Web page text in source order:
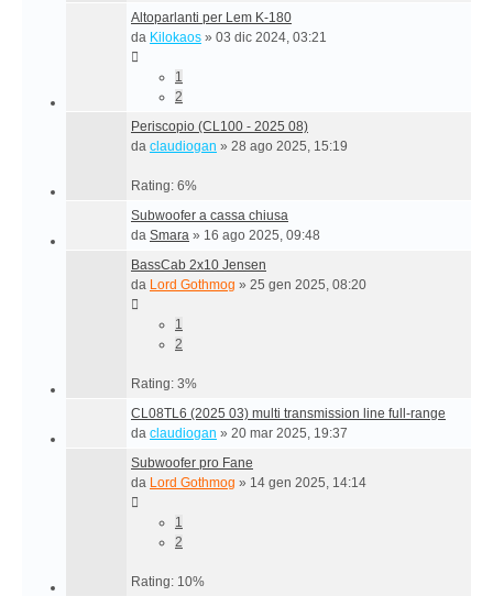
Altoparlanti per Lem K-180
da Kilokaos » 03 dic 2024, 03:21
1
2
Periscopio (CL100 - 2025 08)
da claudiogan » 28 ago 2025, 15:19
Rating: 6%
Subwoofer a cassa chiusa
da Smara » 16 ago 2025, 09:48
BassCab 2x10 Jensen
da Lord Gothmog » 25 gen 2025, 08:20
1
2
Rating: 3%
CL08TL6 (2025 03) multi transmission line full-range
da claudiogan » 20 mar 2025, 19:37
Subwoofer pro Fane
da Lord Gothmog » 14 gen 2025, 14:14
1
2
Rating: 10%